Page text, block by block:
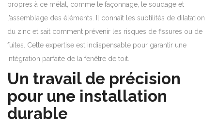
propres à ce métal, comme le façonnage, le soudage et
l’assemblage des éléments. Il connaît les subtilités de dilatation
du zinc et sait comment prévenir les risques de fissures ou de
fuites. Cette expertise est indispensable pour garantir une
intégration parfaite de la fenêtre de toit.
Un travail de précision
pour une installation
durable